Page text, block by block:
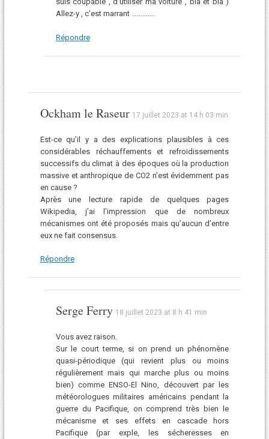
Allez-y , c’est marrant ………….
Répondre
Ockham le Raseur 17 juillet 2023 at 14 h 03 min
Est-ce qu’il y a des explications plausibles à ces
considérables réchauffements et refroidissements
successifs du climat à des époques où la production
massive et anthropique de CO2 n’est évidemment pas
en cause ?
Après une lecture rapide de quelques pages
Wikipedia, j’ai l’impression que de nombreux
mécanismes ont été proposés mais qu’aucun d’entre
eux ne fait consensus.
Répondre
Serge Ferry 18 juillet 2023 at 8 h 41 min
Vous avez raison.
Sur le court terme, si on prend un phénomène
quasi-périodique (qui revient plus ou moins
régulièrement mais qui marche plus ou moins
bien) comme ENSO-El Nino, découvert par les
météorologues militaires américains pendant la
guerre du Pacifique, on comprend très bien le
mécanisme et ses effets en cascade hors
Pacifique (par exple, les sécheresses en